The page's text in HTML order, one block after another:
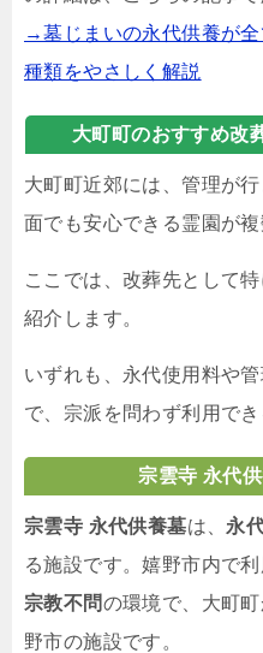
→墓じまいの永代供養が全
種類をやさしく解説
大町町のおすすめ改
大町町近郊には、管理が
面でも安心できる霊園が複
ここでは、改葬先として
紹介します。
いずれも、永代使用料や
で、宗派を問わず利用でき
宗雲寺 永代
宗雲寺 永代供養墓は、 永
る施設です。嬉野市内で利
宗教不問の環境で、大町
野市の施設です。